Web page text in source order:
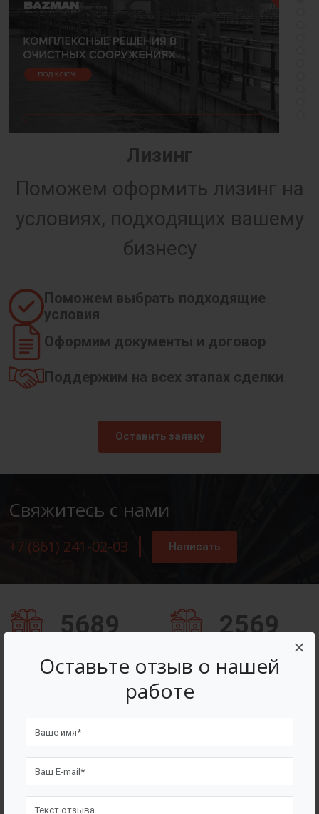
Оставьте отзыв о нашей
работе
×
Лизинг
Поможем оформить лизинг на
условиях, подходящих вашему
бизнесу
Поможем выбрать подходящие
условия
Оформим документы и договор
Поддержим на всех этапах сделки
Оставить заявку
Свяжитесь с нами
+7 (861) 241-02-03 Написать
5689 2569
Счастливых клиентов
Сертификаты